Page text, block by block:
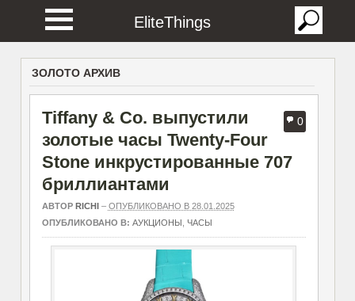
EliteThings
ЗОЛОТО АРХИВ
0
Tiffany & Co. выпустили
золотые часы Twenty-Four
Stone инкрустированные 707
бриллиантами
АВТОР RICHI– ОПУБЛИКОВАНО В 28.01.2025
ОПУБЛИКОВАНО В: АУКЦИОНЫ ЧАСЫ